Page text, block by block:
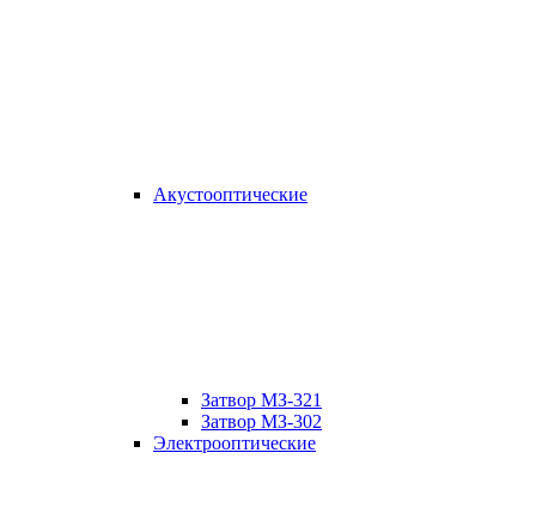
Акустооптические
Затвор МЗ-321
Затвор МЗ-302
Электрооптические